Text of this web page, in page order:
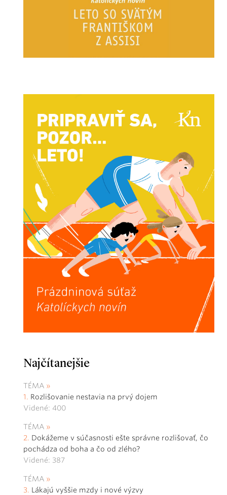
Najčítanejšie
TÉMA
Rozlišovanie nestavia na prvý dojem
Videné: 400
TÉMA
Dokážeme v súčasnosti ešte správne rozlišovať, čo
pochádza od boha a čo od zlého?
Videné: 387
TÉMA
Lákajú vyššie mzdy i nové výzvy